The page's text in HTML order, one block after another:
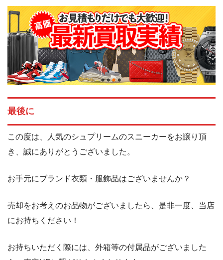
最後に
この度は、人気のシュプリームのスニーカーをお譲り頂
き、誠にありがとうございました。
お手元にブランド衣類・服飾品はございませんか？
売却をお考えのお品物がございましたら、是非一度、当店
にお持ちください！
お持ちいただく際には、外箱等の付属品がございました